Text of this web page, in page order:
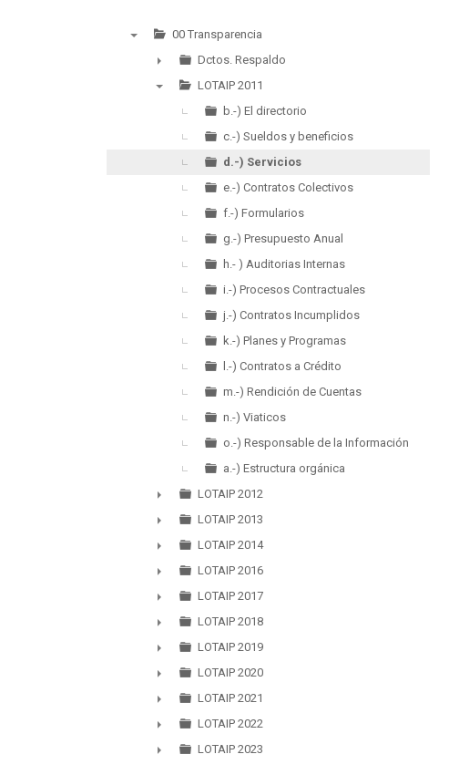
00 Transparencia
►
Dctos. Respaldo
LOTAIP 2011
b.-) El directorio
c.-) Sueldos y beneficios
d.-) Servicios
e.-) Contratos Colectivos
f.-) Formularios
g.-) Presupuesto Anual
h.- ) Auditorias Internas
i.-) Procesos Contractuales
j.-) Contratos Incumplidos
k.-) Planes y Programas
l.-) Contratos a Crédito
m.-) Rendición de Cuentas
n.-) Viaticos
o.-) Responsable de la Información
a.-) Estructura orgánica
►
LOTAIP 2012
►
LOTAIP 2013
►
LOTAIP 2014
►
LOTAIP 2016
►
LOTAIP 2017
►
LOTAIP 2018
►
LOTAIP 2019
►
LOTAIP 2020
►
LOTAIP 2021
►
LOTAIP 2022
LOTAIP 2023